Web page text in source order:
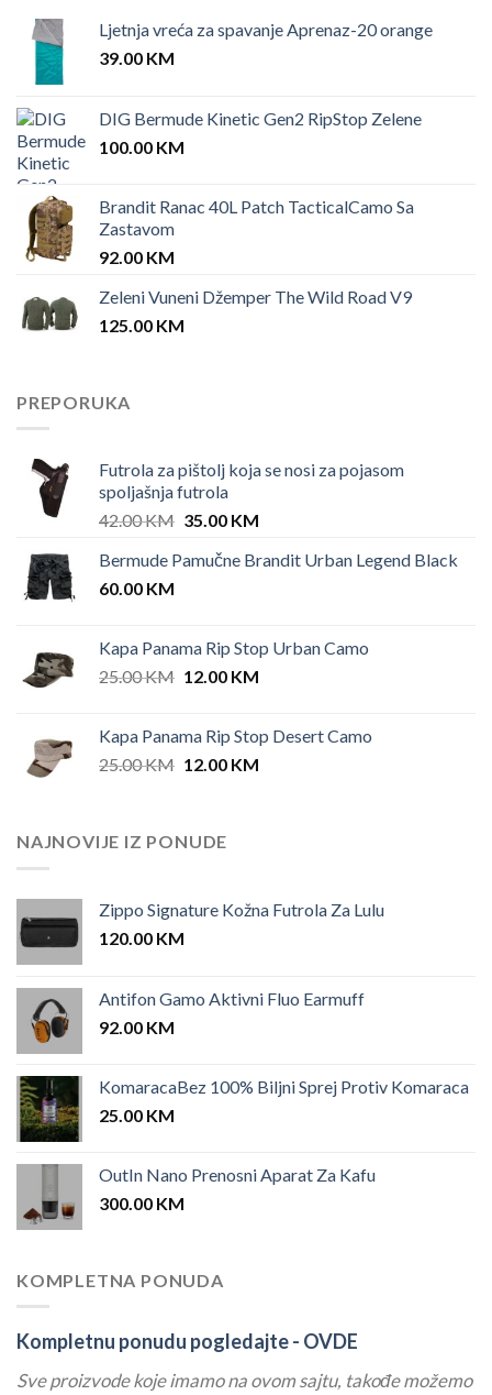
Ljetnja vreća za spavanje Aprenaz-20 orange
39.00 KM
DIG Bermude Kinetic Gen2 RipStop Zelene
100.00 KM
Brandit Ranac 40L Patch TacticalCamo Sa
Zastavom
92.00 KM
Zeleni Vuneni Džemper The Wild Road V9
125.00 KM
PREPORUKA
Futrola za pištolj koja se nosi za pojasom
spoljašnja futrola
42.00KM Original
was:
35.00 KMCurrent
is:
Bermude Pamučne Brandit Urban Legend Black
60.00 KM
Kapa Panama Rip Stop Urban Camo
25.00KM Original
25.00 KM.
12.00 KMCurrent
12.00 KM.
Kapa Panama Rip Stop Desert Camo
25.00KM Original
25.00 KM.
12.00 KMCurrent
NAJNOVIJE IZ PONUDE
Zippo Signature Kožna Futrola Za Lulu
120.00 KM
Antifon Gamo Aktivni Fluo Earmuff
92.00 KM
KomaracaBez 100% Biljni Sprej Protiv Komaraca
25.00 KM
OutIn Nano Prenosni Aparat Za Kafu
300.00 KM
KOMPLETNA PONUDA
Kompletnu ponudu pogledajte - OVDE
Sve proizvode koje imamo na ovom sajtu, takođe možemo